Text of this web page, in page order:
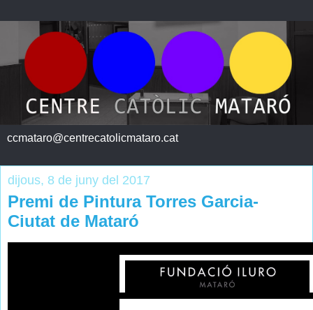
ccmataro@centrecatolicmataro.cat
dijous, 8 de juny del 2017
Premi de Pintura Torres Garcia-
Ciutat de Mataró